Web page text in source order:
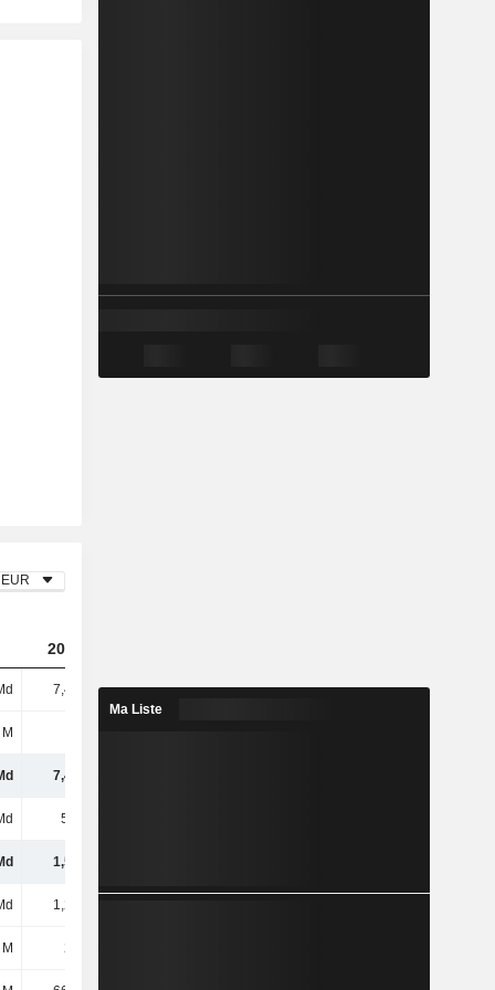
EUR
2023
7,45 Md 7,95 Md 8,92 Md
7,45 Md
5,9 Md
1,55 Md
1,27 Md
234 M
Ma Liste